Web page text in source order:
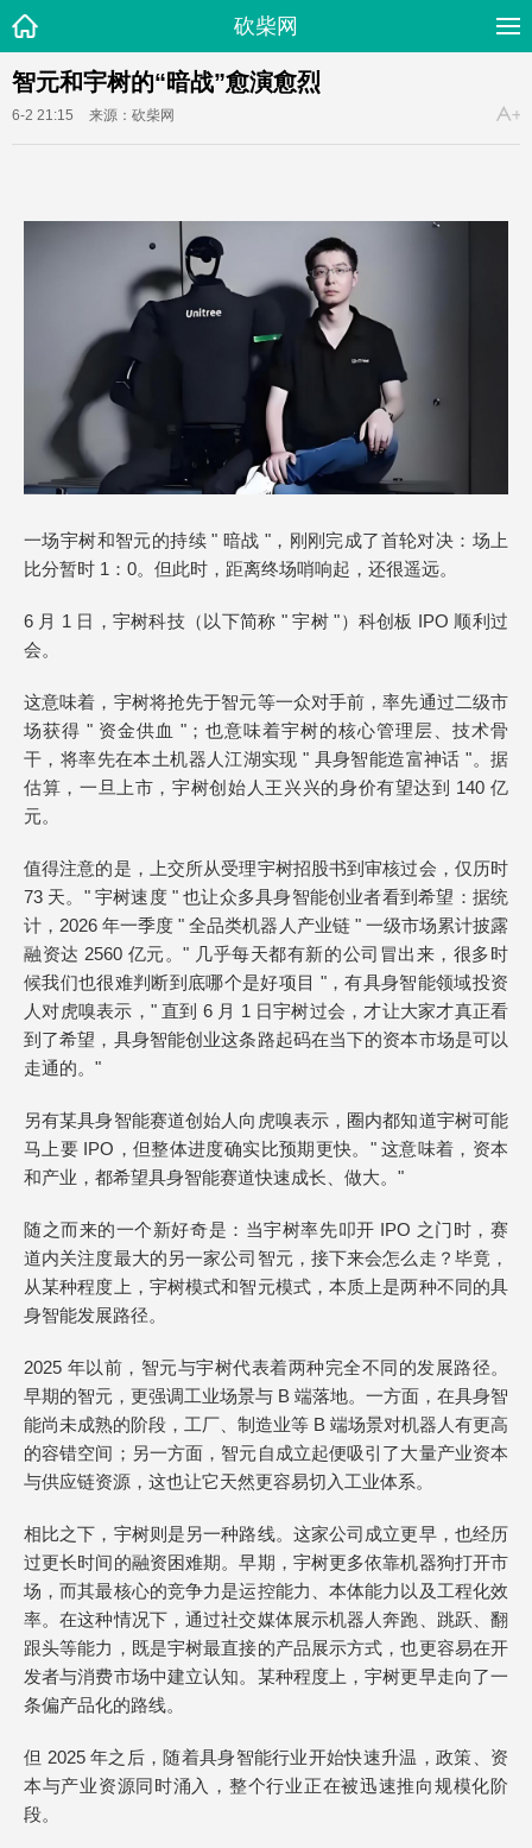
砍柴网
智元和宇树的“暗战”愈演愈烈
6-2 21:15 来源：砍柴网
一场宇树和智元的持续 " 暗战 "，刚刚完成了首轮对决：场上
比分暂时 1：0。但此时，距离终场哨响起，还很遥远。
6 月 1 日，宇树科技（以下简称 " 宇树 "）科创板 IPO 顺利过
会。
这意味着，宇树将抢先于智元等一众对手前，率先通过二级市
场获得 " 资金供血 "；也意味着宇树的核心管理层、技术骨
干，将率先在本土机器人江湖实现 " 具身智能造富神话 "。据
估算，一旦上市，宇树创始人王兴兴的身价有望达到 140 亿
元。
值得注意的是，上交所从受理宇树招股书到审核过会，仅历时
73 天。" 宇树速度 " 也让众多具身智能创业者看到希望：据统
计，2026 年一季度 " 全品类机器人产业链 " 一级市场累计披露
融资达 2560 亿元。" 几乎每天都有新的公司冒出来，很多时
候我们也很难判断到底哪个是好项目 "，有具身智能领域投资
人对虎嗅表示，" 直到 6 月 1 日宇树过会，才让大家才真正看
到了希望，具身智能创业这条路起码在当下的资本市场是可以
走通的。"
另有某具身智能赛道创始人向虎嗅表示，圈内都知道宇树可能
马上要 IPO，但整体进度确实比预期更快。" 这意味着，资本
和产业，都希望具身智能赛道快速成长、做大。"
随之而来的一个新好奇是：当宇树率先叩开 IPO 之门时，赛
道内关注度最大的另一家公司智元，接下来会怎么走？毕竟，
从某种程度上，宇树模式和智元模式，本质上是两种不同的具
身智能发展路径。
2025 年以前，智元与宇树代表着两种完全不同的发展路径。
早期的智元，更强调工业场景与 B 端落地。一方面，在具身智
能尚未成熟的阶段，工厂、制造业等 B 端场景对机器人有更高
的容错空间；另一方面，智元自成立起便吸引了大量产业资本
与供应链资源，这也让它天然更容易切入工业体系。
相比之下，宇树则是另一种路线。这家公司成立更早，也经历
过更长时间的融资困难期。早期，宇树更多依靠机器狗打开市
场，而其最核心的竞争力是运控能力、本体能力以及工程化效
率。在这种情况下，通过社交媒体展示机器人奔跑、跳跃、翻
跟头等能力，既是宇树最直接的产品展示方式，也更容易在开
发者与消费市场中建立认知。某种程度上，宇树更早走向了一
条偏产品化的路线。
但 2025 年之后，随着具身智能行业开始快速升温，政策、资
本与产业资源同时涌入，整个行业正在被迅速推向规模化阶
段。